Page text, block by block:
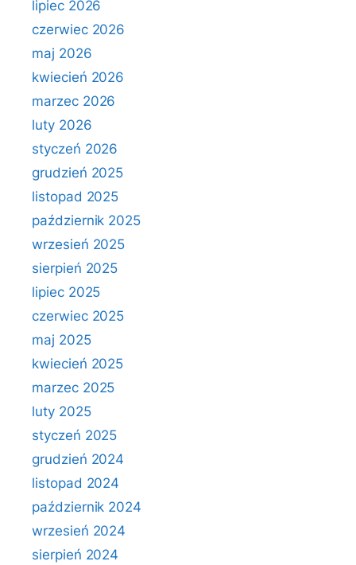
lipiec 2026
czerwiec 2026
maj 2026
kwiecień 2026
marzec 2026
luty 2026
styczeń 2026
grudzień 2025
listopad 2025
październik 2025
wrzesień 2025
sierpień 2025
lipiec 2025
czerwiec 2025
maj 2025
kwiecień 2025
marzec 2025
luty 2025
styczeń 2025
grudzień 2024
listopad 2024
październik 2024
wrzesień 2024
sierpień 2024